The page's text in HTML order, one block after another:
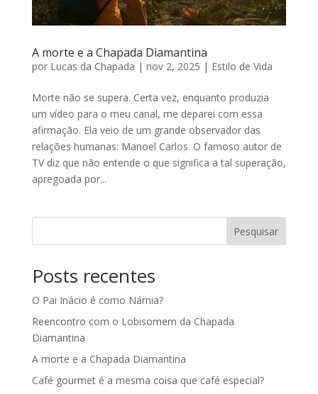
A morte e a Chapada Diamantina
por Lucas da Chapada | nov 2, 2025 | Estilo de Vida
Morte não se supera. Certa vez, enquanto produzia
um vídeo para o meu canal, me deparei com essa
afirmação. Ela veio de um grande observador das
relações humanas: Manoel Carlos. O famoso autor de
TV diz que não entende o que significa a tal superação,
apregoada por...
Pesquisar
Posts recentes
O Pai Inácio é como Nárnia?
Reencontro com o Lobisomem da Chapada
Diamantina
A morte e a Chapada Diamantina
Café gourmet é a mesma coisa que café especial?